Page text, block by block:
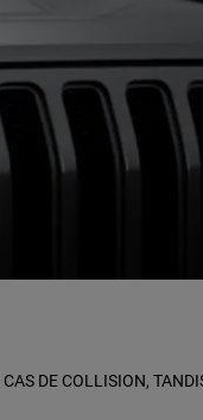
DE COLLISION,